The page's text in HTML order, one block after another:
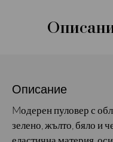
Описание
Mодерен пуловер с
зелено, жълто, бяло и